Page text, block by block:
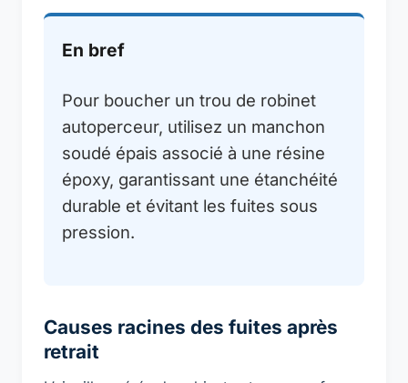
En bref
Pour boucher un trou de robinet
autoperceur, utilisez un manchon
soudé épais associé à une résine
époxy, garantissant une étanchéité
durable et évitant les fuites sous
pression.
Causes racines des fuites après
retrait